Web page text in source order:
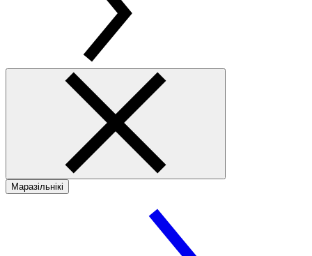
Маразільнікі